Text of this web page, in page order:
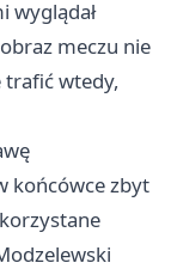
wyglądał
meczu nie
trafić wtedy,
końcówce zbyt